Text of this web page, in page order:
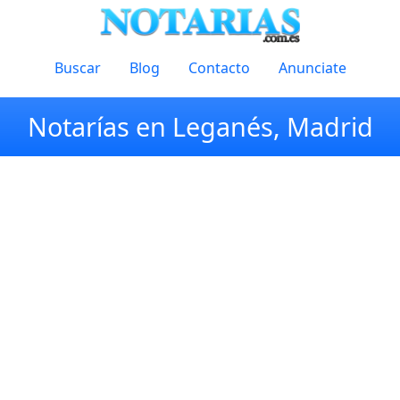
Buscar Blog Contacto Anunciate
Notarías en Leganés, Madrid